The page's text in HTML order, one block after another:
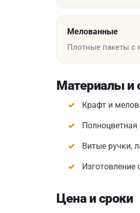
Мелованные
Плотные пакеты с
Материалы и
Крафт и
Витые ручки,
Изготовление
Цена и сроки